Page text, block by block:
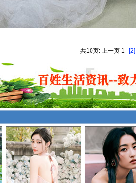
共10页: 上一页 1 [2]